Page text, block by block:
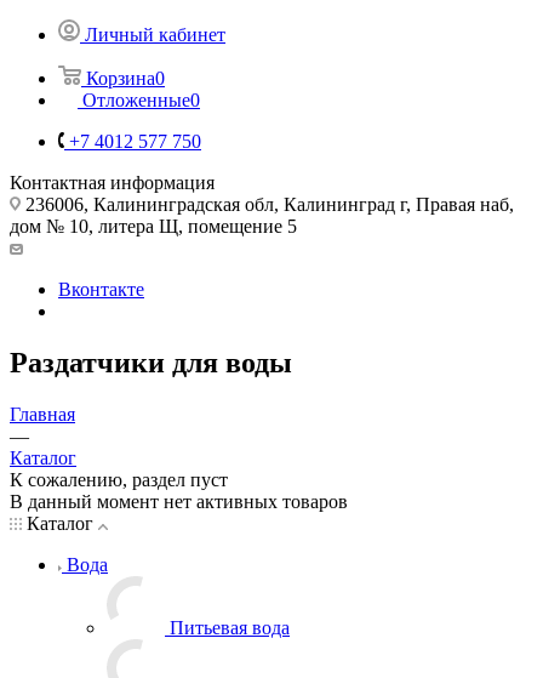
Личный кабинет
Корзина0
Отложенные0
+7 4012 577 750
Контактная информация
236006, Калининградская обл, Калининград г, Правая наб,
дом № 10, литера Щ, помещение 5
Вконтакте
Раздатчики для воды
Главная
—
Каталог
К сожалению, раздел пуст
В данный момент нет активных товаров
Каталог
Вода
Питьевая вода